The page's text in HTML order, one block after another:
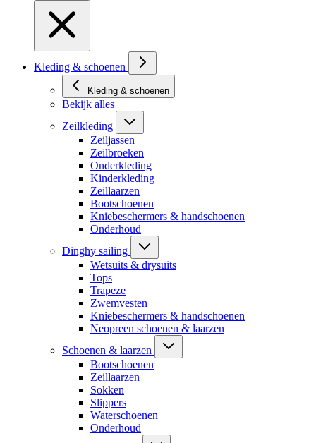
Kleding & schoenen
Kleding & schoenen
Bekijk alles
Zeilkleding
Zeiljassen
Zeilbroeken
Onderkleding
Kinderkleding
Zeillaarzen
Bootschoenen
Kniebeschermers & handschoenen
Onderhoud
Dinghy sailing
Wetsuits & drysuits
Tops
Trapeze
Zwemvesten
Kniebeschermers & handschoenen
Neopreen schoenen & laarzen
Schoenen & laarzen
Bootschoenen
Zeillaarzen
Sokken
Slippers
Waterschoenen
Onderhoud